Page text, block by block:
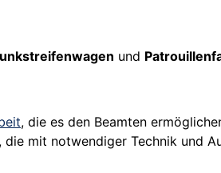
und
, die es den Beamten
mit notwendiger Technik und